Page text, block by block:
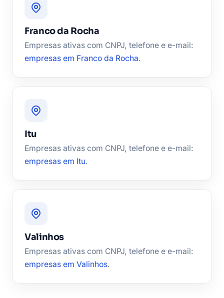
Franco da Rocha
Empresas ativas com CNPJ, telefone e e-mail:
empresas em Franco da Rocha.
Itu
Empresas ativas com CNPJ, telefone e e-mail:
empresas em Itu.
Valinhos
Empresas ativas com CNPJ, telefone e e-mail:
empresas em Valinhos.